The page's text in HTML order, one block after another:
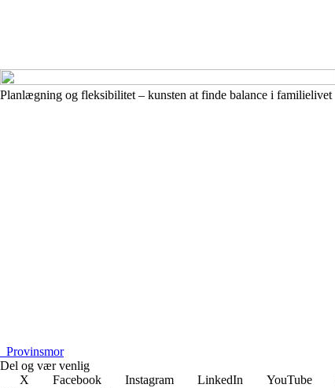
Planlægning og fleksibilitet – kunsten at finde balance i familielivet
Provinsmor
Del og vær venlig
X
Facebook Instagram LinkedIn YouTube